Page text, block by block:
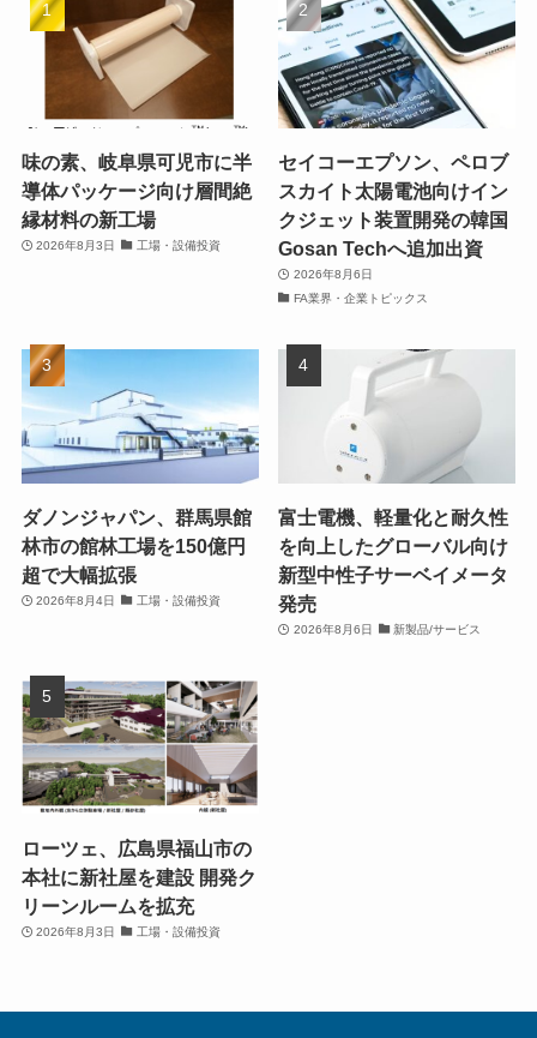
味の素、岐阜県可児市に半
導体パッケージ向け層間絶
縁材料の新工場
2026年8月3日 工場・設備投資
セイコーエプソン、ペロブ
スカイト太陽電池向けイン
クジェット装置開発の韓国
Gosan Techへ追加出資
2026年8月6日
FA業界・企業トピックス
ダノンジャパン、群馬県館
林市の館林工場を150億円
超で大幅拡張
2026年8月4日 工場・設備投資
富士電機、軽量化と耐久性
を向上したグローバル向け
新型中性子サーベイメータ
発売
2026年8月6日 新製品/サービス
ローツェ、広島県福山市の
本社に新社屋を建設 開発ク
リーンルームを拡充
2026年8月3日 工場・設備投資